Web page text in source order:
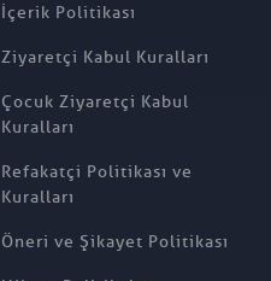
İçerik Politikası
Ziyaretçi Kabul Kuralları
Çocuk Ziyaretçi Kabul
Kuralları
Refakatçi Politikası ve
Kuralları
Öneri ve Şikayet Politikası